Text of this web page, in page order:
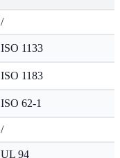
/
ISO 1133
ISO 1183
ISO 62-1
/
UL 94